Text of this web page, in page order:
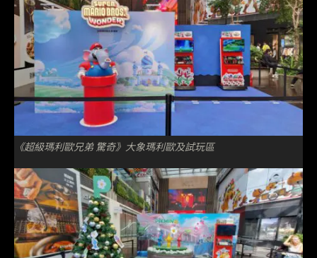
《超級瑪利歐兄弟 驚奇》大象瑪利歐及試玩區